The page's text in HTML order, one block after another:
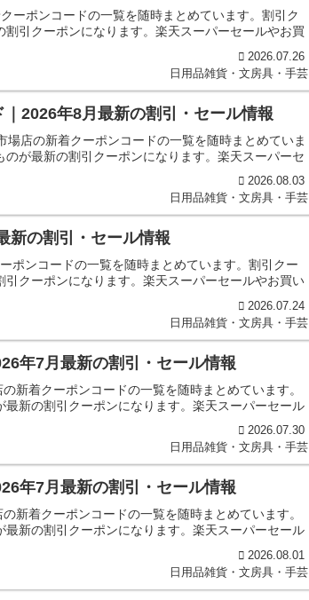
ーポンコードの一覧を随時まとめています。割引ク
引クーポンになります。楽天スーパーセールやお買
2026.07.26
日用品雑貨・文房具・手芸
2026年8月最新の割引・セール情報
店の新着クーポンコードの一覧を随時まとめていま
が最新の割引クーポンになります。楽天スーパーセ
2026.08.03
日用品雑貨・文房具・手芸
新の割引・セール情報
ポンコードの一覧を随時まとめています。割引クー
クーポンになります。楽天スーパーセールやお買い
2026.07.24
日用品雑貨・文房具・手芸
年7月最新の割引・セール情報
新着クーポンコードの一覧を随時まとめています。
新の割引クーポンになります。楽天スーパーセール
2026.07.30
日用品雑貨・文房具・手芸
年7月最新の割引・セール情報
新着クーポンコードの一覧を随時まとめています。
新の割引クーポンになります。楽天スーパーセール
2026.08.01
日用品雑貨・文房具・手芸